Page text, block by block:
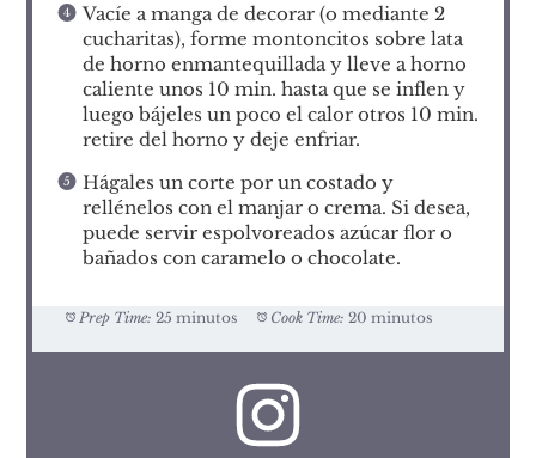
Vacíe a manga de decorar (o mediante 2
cucharitas), forme montoncitos sobre lata
de horno enmantequillada y lleve a horno
caliente unos 10 min. hasta que se inflen y
luego bájeles un poco el calor otros 10 min.
retire del horno y deje enfriar.
Hágales un corte por un costado y
rellénelos con el manjar o crema. Si desea,
puede servir espolvoreados azúcar flor o
bañados con caramelo o chocolate.
Prep Time: 25 minutos Cook Time: 20 minutos